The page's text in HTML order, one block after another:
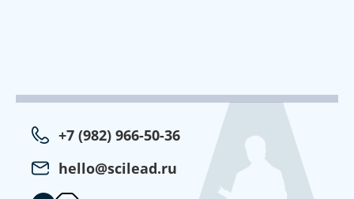
+7 (982) 966-50-36
hello@scilead.ru